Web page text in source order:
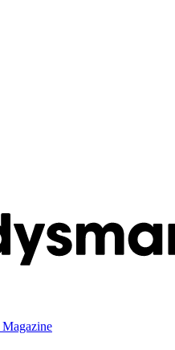
Magazine